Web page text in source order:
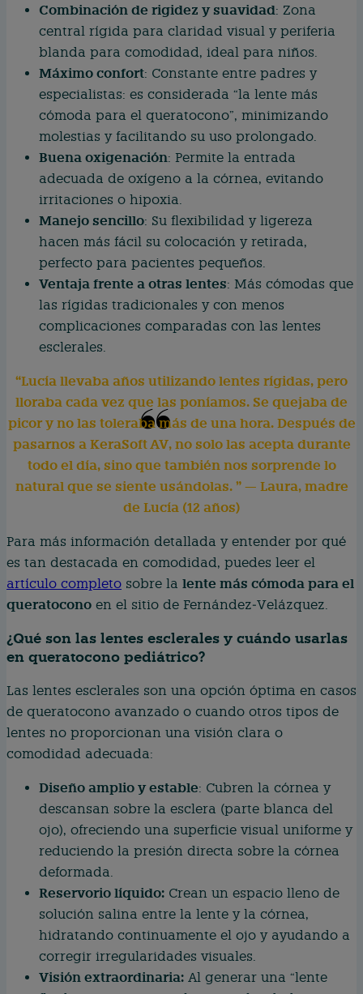
Combinación de rigidez y suavidad: Zona
central rígida para claridad visual y periferia
blanda para comodidad, ideal para niños.
Máximo confort: Constante entre padres y
especialistas: es considerada “la lente más
cómoda para el queratocono”, minimizando
molestias y facilitando su uso prolongado.
Buena oxigenación: Permite la entrada
adecuada de oxígeno a la córnea, evitando
irritaciones o hipoxia.
Manejo sencillo: Su flexibilidad y ligereza
hacen más fácil su colocación y retirada,
perfecto para pacientes pequeños.
Ventaja frente a otras lentes: Más cómodas que
las rígidas tradicionales y con menos
complicaciones comparadas con las lentes
esclerales.
“Lucía llevaba años utilizando lentes rígidas, pero
lloraba cada vez que las poníamos. Se quejaba de
picor y no las toleraba más de una hora. Después de
pasarnos a KeraSoft AV, no solo las acepta durante
todo el día, sino que también nos sorprende lo
natural que se siente usándolas. ” — Laura, madre
de Lucía (12 años)
Para más información detallada y entender por qué
es tan destacada en comodidad, puedes leer el
artículo completo sobre la lente más cómoda para el
queratocono en el sitio de Fernández‑Velázquez.
¿Qué son las lentes esclerales y cuándo usarlas
en queratocono pediátrico?
Las lentes esclerales son una opción óptima en casos
de queratocono avanzado o cuando otros tipos de
lentes no proporcionan una visión clara o
comodidad adecuada:
Diseño amplio y estable: Cubren la córnea y
descansan sobre la esclera (parte blanca del
ojo), ofreciendo una superficie visual uniforme y
reduciendo la presión directa sobre la córnea
deformada.
Reservorio líquido: Crean un espacio lleno de
solución salina entre la lente y la córnea,
hidratando continuamente el ojo y ayudando a
corregir irregularidades visuales.
Visión extraordinaria: Al generar una “lente